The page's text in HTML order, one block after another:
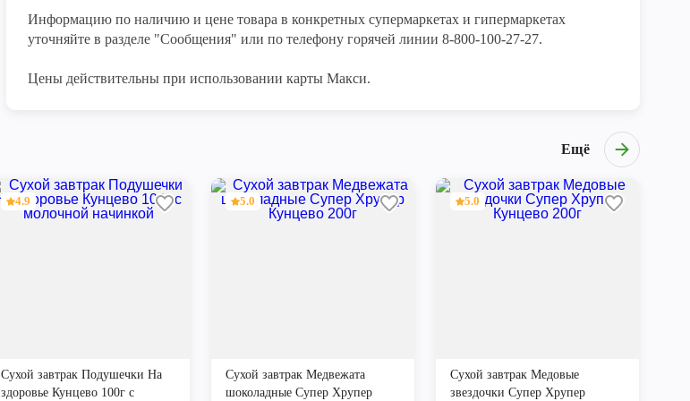
Информацию по наличию и цене товара в конкретных супермаркетах и гипермаркетах
уточняйте в разделе "Сообщения" или по телефону горячей линии 8-800-100-27-27.
Цены действительны при использовании карты Макси.
Ещё
4.9
Сухой завтрак Подушечки На
здоровье Кунцево 100г с
5.0
Сухой завтрак Медвежата
шоколадные Супер Хрупер
5.0
Сухой завтрак Медовые
звездочки Супер Хрупер